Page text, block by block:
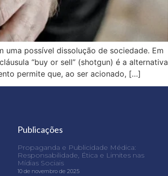
possível dissolução de sociedade. Em
“buy or sell” (shotgun) é a alternativa
permite que, ao ser acionado, […]
Publicações
Propaganda e Publicidade Médica:
Responsabilidade, Ética e Limites nas
Mídias Sociais
10 de novembro de 2025